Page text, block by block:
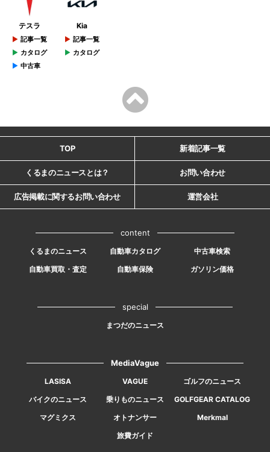
テスラ
記事一覧
カタログ
中古車
Kia
記事一覧
カタログ
TOP 新着記事一覧
くるまのニュースとは？ お問い合わせ
広告掲載に関するお問い合わせ 運営会社
content
くるまのニュース 自動車カタログ
中古車検索
自動車買取・査定
自動車保険 ガソリン価格
special
まつだのニュース
MediaVague
LASISA VAGUE
ゴルフのニュース
バイクのニュース
乗りものニュース
GOLFGEAR CATALOG
マグミクス
オトナンサー
Merkmal
旅費ガイド